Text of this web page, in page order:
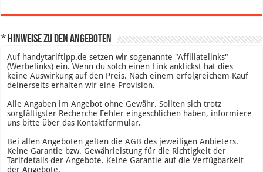
* Hinweise zu den Angeboten
Auf handytariftipp.de setzen wir sogenannte "Affiliatelinks"
(Werbelinks) ein. Wenn du solch einen Link anklickst hat dies
keine Auswirkung auf den Preis. Nach einem erfolgreichem Kauf
deinerseits erhalten wir eine Provision.
Alle Angaben im Angebot ohne Gewähr. Sollten sich trotz
sorgfältigster Recherche Fehler eingeschlichen haben, informiere
uns bitte über das Kontaktformular.
Bei allen Angeboten gelten die AGB des jeweiligen Anbieters.
Keine Garantie bzw. Gewährleistung für die Richtigkeit der
Tarifdetails der Angebote. Keine Garantie auf die Verfügbarkeit
der Angebote.